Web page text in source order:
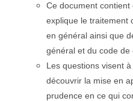
Ce document
explique le traitement
en général ainsi que
général et du code de
Les questions visent
découvrir la mise en
prudence en ce qui